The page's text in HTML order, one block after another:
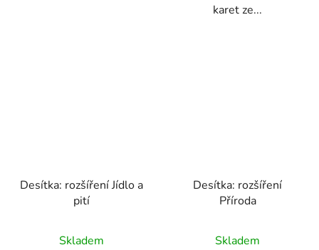
karet ze...
Desítka: rozšíření Jídlo a
pití
Skladem
Desítka: rozšíření
Příroda
Skladem